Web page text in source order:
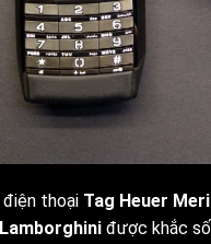
thoại Tag Heuer
được khắc